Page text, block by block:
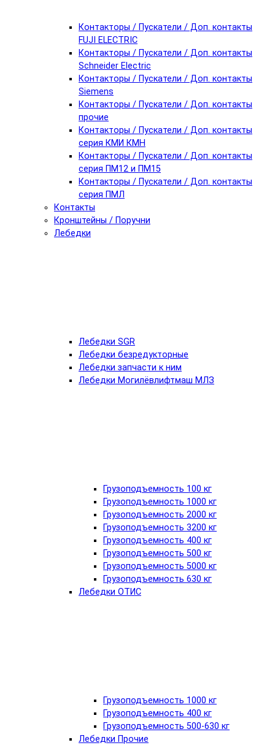
Контакторы / Пускатели / Доп. контакты
FUJI ELECTRIC
Контакторы / Пускатели / Доп. контакты
Schneider Electric
Контакторы / Пускатели / Доп. контакты
Siemens
Контакторы / Пускатели / Доп. контакты
прочие
Контакторы / Пускатели / Доп. контакты
серия КМИ КМН
Контакторы / Пускатели / Доп. контакты
серия ПМ12 и ПМ15
Контакторы / Пускатели / Доп. контакты
серия ПМЛ
Контакты
Кронштейны / Поручни
Лебедки
Лебедки SGR
Лебедки безредукторные
Лебедки запчасти к ним
Лебедки Могилёвлифтмаш МЛЗ
Грузоподъемность 100 кг
Грузоподъемность 1000 кг
Грузоподъемность 2000 кг
Грузоподъемность 3200 кг
Грузоподъемность 400 кг
Грузоподъемность 500 кг
Грузоподъемность 5000 кг
Грузоподъемность 630 кг
Лебедки ОТИС
Грузоподъемность 1000 кг
Грузоподъемность 400 кг
Грузоподъемность 500-630 кг
Лебедки Прочие